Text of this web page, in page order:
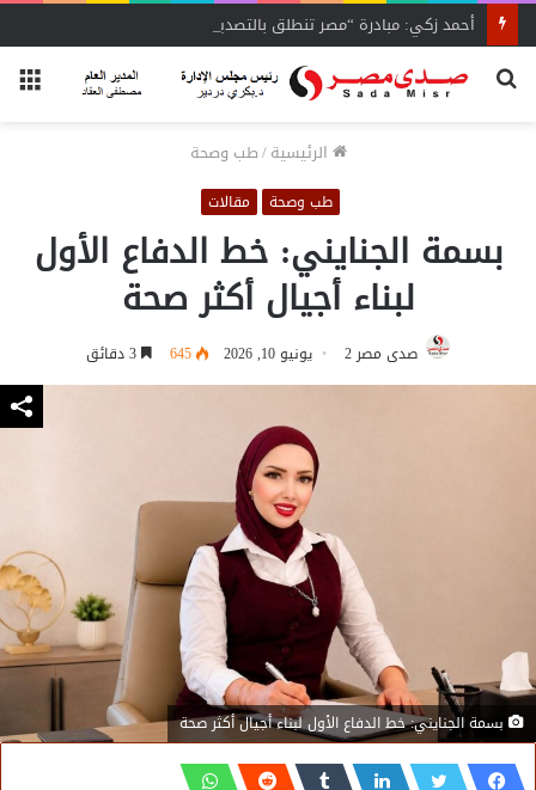
أحمد زكي: مبادرة “مصر تنطلق بالتصدير”
بحث
الرئيسية/طب وصحة
طب وصحة مقالات
بسمة الجنايني: خط الدفاع الأول
لبناء أجيال أكثر صحة
صدى مصر 2 يونيو 10, 2026 645
بسمة الجنايني: خط الدفاع الأول لبناء أجيال أكثر صحة